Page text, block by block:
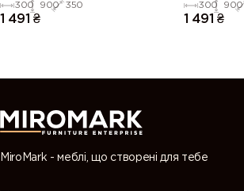
300 900 350
1 491 ₴
300 900
1 491 ₴
MiroMark - меблі, що створені для тебе